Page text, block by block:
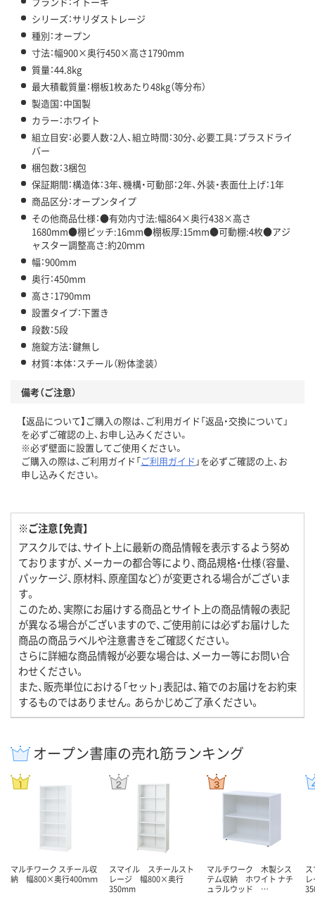
シリーズ：サリダストレージ
種別：オープン
寸法：幅900×奥行450×高さ1790mm
質量：44.8kg
最大積載質量：棚板1枚あたり48kg（等分布）
製造国：中国製
カラー：ホワイト
組立目安：必要人数：2人、組立時間：30分、必要工具：プラスドライ
バー
梱包数：3梱包
保証期間：構造体：3年、機構・可動部：2年、外装・表面仕上げ：1年
商品区分：オープンタイプ
その他商品仕様：●有効内寸法:幅864×奥行438×高さ
1680mm●棚ピッチ:16mm●棚板厚:15mm●可動棚:4枚●アジ
ャスター調整高さ:約20ｍｍ
幅：900mm
奥行：450mm
高さ：1790mm
設置タイプ：下置き
段数：5段
施錠方法：鍵無し
材質：本体：スチール（粉体塗装）
備考（ご注意）
【返品について】ご購入の際は、ご利用ガイド「返品・交換について」
を必ずご確認の上、お申し込みください。
※必ず壁面に設置してご使用ください。
ご購入の際は、ご利用ガイド「ご利用ガイド 」を必ずご確認の上、お
申し込みください。
※ご注意【免責】
アスクルでは、サイト上に最新の商品情報を表示するよう努め
ておりますが、メーカーの都合等により、商品規格・仕様（容量、
パッケージ、原材料、原産国など）が変更される場合がございま
す。
このため、実際にお届けする商品とサイト上の商品情報の表記
が異なる場合がございますので、ご使用前には必ずお届けした
商品の商品ラベルや注意書きをご確認ください。
さらに詳細な商品情報が必要な場合は、メーカー等にお問い合
わせください。
また、販売単位における「セット」表記は、箱でのお届けをお約束
するものではありません。あらかじめご了承ください。
オープン書庫の売れ筋ランキング
マルチワーク スチール収
納 幅800×奥行400ｍｍ
スマイル スチールスト
レージ 幅800×奥行
350mm
マルチワーク 木製シス
テム収納 ホワイト ナチ
ュラルウッド …